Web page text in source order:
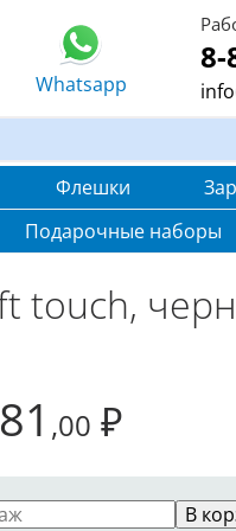
Whatsapp
8-
Флешки
Подарочные наборы
touch,
,00 ₽
В